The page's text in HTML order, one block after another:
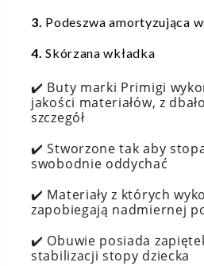
3. Podeszwa amortyzująca
4.Skórzana wkładka
✔️ Buty marki Primigi
jakości materiałów, z
szczegół
✔️ Stworzone tak aby
swobodnie oddychać
✔️ Materiały z których
zapobiegają nadmiernej
✔️ Obuwie posiada
stabilizacji stopy dziecka